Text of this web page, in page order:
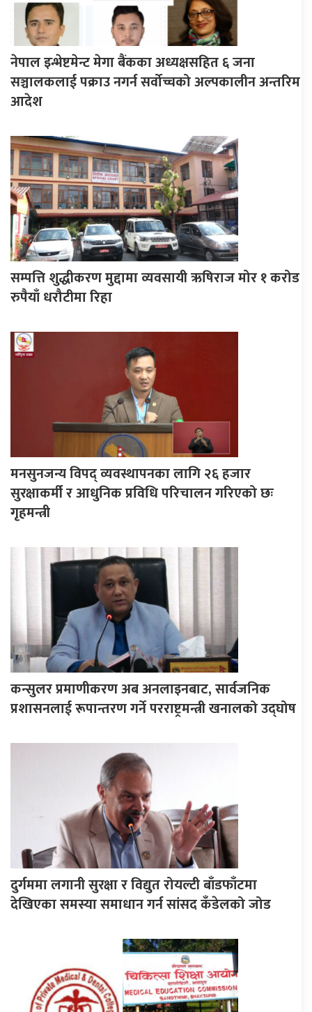
नेपाल इन्भेष्टमेन्ट मेगा बैंकका अध्यक्षसहित ६ जना
सञ्चालकलाई पक्राउ नगर्न सर्वोच्चको अल्पकालीन अन्तरिम
आदेश
सम्पत्ति शुद्धीकरण मुद्दामा व्यवसायी ऋषिराज मोर १ करोड
रुपैयाँ धरौटीमा रिहा
मनसुनजन्य विपद् व्यवस्थापनका लागि २६ हजार
सुरक्षाकर्मी र आधुनिक प्रविधि परिचालन गरिएको छः
गृहमन्त्री
कन्सुलर प्रमाणीकरण अब अनलाइनबाट, सार्वजनिक
प्रशासनलाई रूपान्तरण गर्ने परराष्ट्रमन्त्री खनालको उद्घोष
दुर्गममा लगानी सुरक्षा र विद्युत रोयल्टी बाँडफाँटमा
देखिएका समस्या समाधान गर्न सांसद कँडेलको जोड